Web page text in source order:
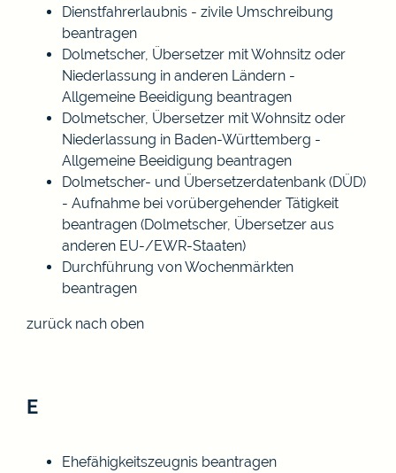
Dienstfahrerlaubnis - zivile Umschreibung
beantragen
Dolmetscher, Übersetzer mit Wohnsitz oder
Niederlassung in anderen Ländern -
Allgemeine Beeidigung beantragen
Dolmetscher, Übersetzer mit Wohnsitz oder
Niederlassung in Baden-Württemberg -
Allgemeine Beeidigung beantragen
Dolmetscher- und Übersetzerdatenbank (DÜD)
- Aufnahme bei vorübergehender Tätigkeit
beantragen (Dolmetscher, Übersetzer aus
anderen EU-/EWR-Staaten)
Durchführung von Wochenmärkten
beantragen
zurück nach oben
E
Ehefähigkeitszeugnis beantragen